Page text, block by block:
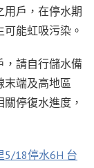
用戶，在停水期
能虹吸污染。
，請自行儲水備
末端及高地區
停復水進度，
5/18停水6H 台